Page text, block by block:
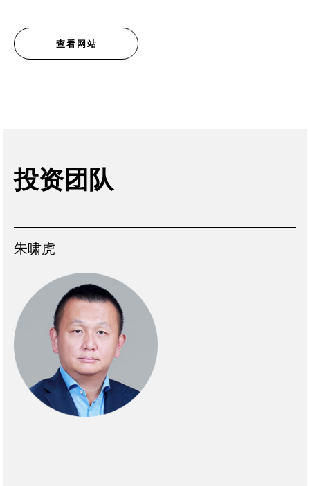
查看网站
投资团队
朱啸虎